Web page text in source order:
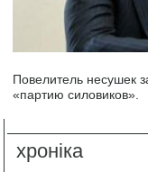
Повелитель несушек
«партию силовиков».
хроніка